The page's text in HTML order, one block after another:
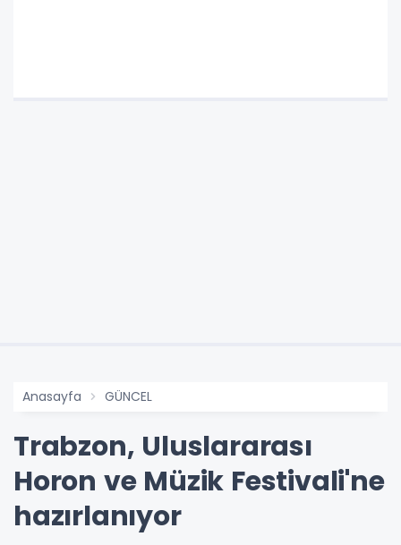
Anasayfa GÜNCEL
Trabzon, Uluslararası
Horon ve Müzik Festivali'ne
hazırlanıyor